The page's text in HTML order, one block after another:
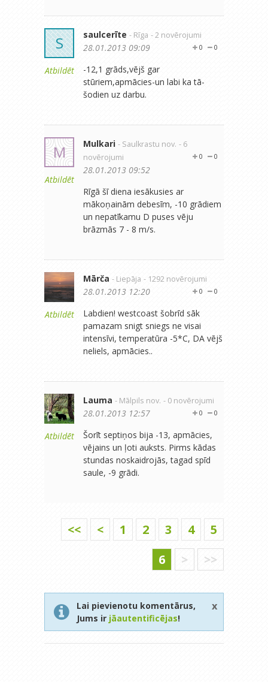
S
Atbildēt
saulcerīte - Rīga - 2 novērojumi
0
0
28.01.2013 09:09
-12,1 grāds,vējš gar
stūriem,apmācies-un labi ka tā-
šodien uz darbu.
M
Atbildēt
Mulkari - Saulkrastu nov. - 6
novērojumi
0
0
28.01.2013 09:52
Rīgā šī diena iesākusies ar
mākoņainām debesīm, -10 grādiem
un nepatīkamu D puses vēju
brāzmās 7 - 8 m/s.
Atbildēt
Mārča - Liepāja - 1292 novērojumi
0
0
28.01.2013 12:20
Labdien! westcoast šobrīd sāk
pamazam snigt sniegs ne visai
intensīvi, temperatūra -5*C, DA vējš
neliels, apmācies..
Atbildēt
Lauma - Mālpils nov. - 0 novērojumi
0
0
28.01.2013 12:57
Šorīt septiņos bija -13, apmācies,
vējains un ļoti auksts. Pirms kādas
stundas noskaidrojās, tagad spīd
saule, -9 grādi.
<< < 1 2 3 4
5
6
> >>
Lai pievienotu komentārus,
Jums ir jāautentificējas!
x